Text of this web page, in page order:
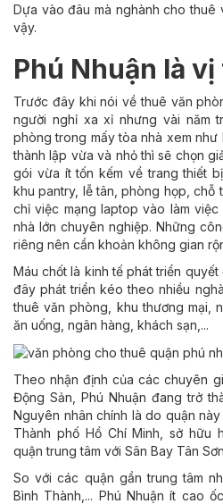
Dựa vào đâu mà nghành cho thuê
vậy.
Phú Nhuận là
Trước đây khi nói về thuê văn
người nghỉ xa xỉ nhưng vài năm
phòng trong mấy tòa nhà xem
thành lập vừa và nhỏ thì sẽ chọn
gói vừa ít tốn kếm về trang thiết
khu pantry, lễ tân, phòng họp, chỗ
chỉ việc mạng laptop vào làm
nhà lớn chuyên nghiệp. Những
riêng nên cần khoản không gian
Máu chốt là kinh tế phát triển
đây phát triển kéo theo nhiều
thuê văn phòng, khu thương mại,
ăn uống, ngân hàng, khách sạn,...
Theo nhận định của các chuyên
Động Sản, Phú Nhuận đang trở
Nguyên nhân chính là do quận
Thành phố Hồ Chí Minh, sở hữu
quận trung tâm với Sân Bay Tân
So với các quận gần trung tâm
Bình Thành,... Phú Nhuận ít cao